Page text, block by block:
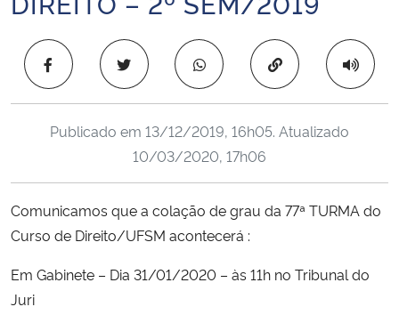
Ministério da Educação
Ministério da Cidadania
Ministério de Minas e Energia
Ministério da Ciência, Tecnologia, Inovações e Comunicações
Copiar para área
Publicado em 13/12/2019, 16h05. Atualizado
10/03/2020, 17h06
Comunicamos que a colação de grau da 77ª TURMA do
Curso de Direito/UFSM acontecerá :
Em Gabinete – Dia 31/01/2020 – às 11h no Tribunal do
Juri